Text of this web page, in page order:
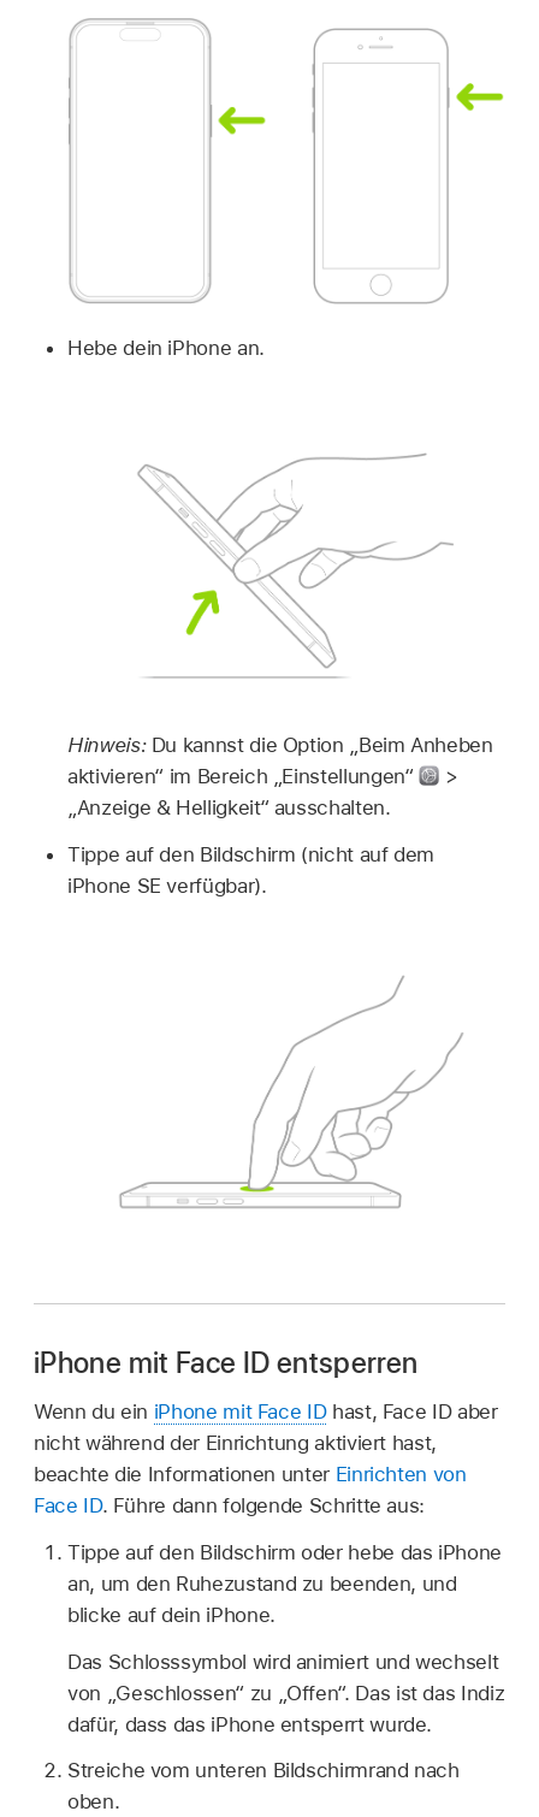
Hebe dein iPhone an.
Hinweis: Du kannst die Option „Beim Anheben
aktivieren“ im Bereich „Einstellungen“
>
„Anzeige & Helligkeit“ ausschalten.
Tippe auf den Bildschirm (nicht auf dem
iPhone SE verfügbar).
iPhone mit Face ID entsperren
Wenn du ein iPhone mit Face IDhast, Face ID aber
nicht während der Einrichtung aktiviert hast,
beachte die Informationen unter Einrichten von
Face ID. Führe dann folgende Schritte aus:
Tippe auf den Bildschirm oder hebe das iPhone
an, um den Ruhezustand zu beenden, und
blicke auf dein iPhone.
Das Schlosssymbol wird animiert und wechselt
von „Geschlossen“ zu „Offen“. Das ist das Indiz
dafür, dass das iPhone entsperrt wurde.
Streiche vom unteren Bildschirmrand nach
oben.